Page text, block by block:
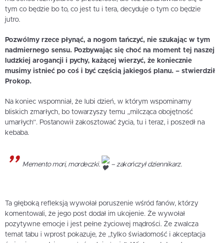
tym co będzie bo to, co jest tu i tera, decyduje o tym co będzie
jutro.
Pozwólmy rzece płynąć, a nogom tańczyć, nie szukając w tym
nadmiernego sensu. Pozbywając się choć na moment tej naszej
ludzkiej arogancji i pychy, każącej wierzyć, że koniecznie
musimy istnieć po coś i być częścią jakiegoś planu. – stwierdził
Prokop.
Na koniec wspomniał, że lubi dzień, w którym wspominamy
bliskich zmarłych, bo towarzyszy temu „milcząca obojętność
umarłych”. Postanowił zakosztować życia, tu i teraz, i poszedł na
kebaba.
Memento mori, mordeczki. – zakończył dziennikarz.
Ta głęboką refleksją wywołał poruszenie wśród fanów, którzy
komentowali, że jego post dodał im ukojenie. Że wywołał
pozytywne emocje i jest pełne życiowej mądrości. Że zwalcza
temat tabu i wprost pokazuje, że „tylko świadomość i akceptacja